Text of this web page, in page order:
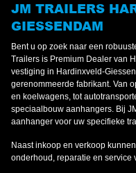
JM TRAILERS
GIESSENDAM
Bent u op zoek naar een
Trailers is Premium Dealer van
vestiging in Hardinxveld-
gerenommeerde fabrikant. Van
en koelwagens, tot
speciaalbouw aanhangers. Bij
aanhanger voor uw specifieke
Naast inkoop en verkoop
onderhoud, reparatie en service